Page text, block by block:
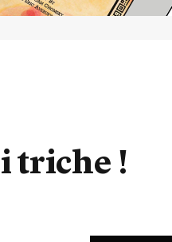
triche !